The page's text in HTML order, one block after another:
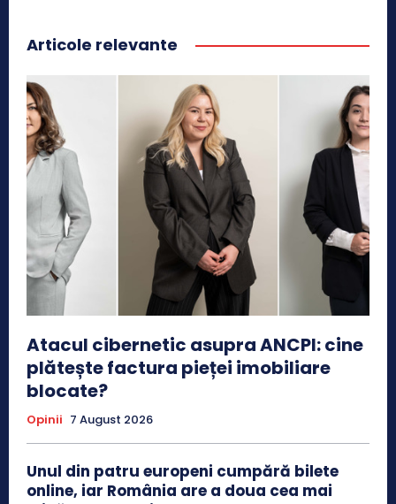
Articole relevante
Atacul cibernetic asupra ANCPI: cine
plătește factura pieței imobiliare
blocate?
Opinii 7 August 2026
Unul din patru europeni cumpără bilete
online, iar România are a doua cea mai